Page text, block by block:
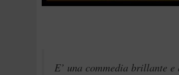
E’ una commedia brillante